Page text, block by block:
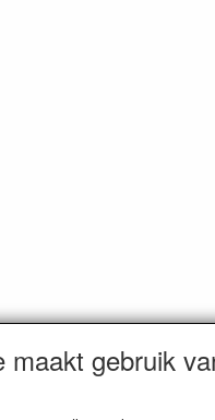
maakt gebruik